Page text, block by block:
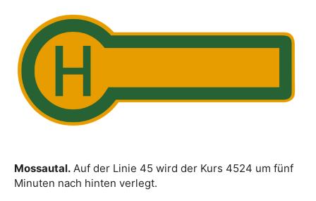
Mossautal. Auf der Linie 45 wird der Kurs 4524 um fünf
Minuten nach hinten verlegt.